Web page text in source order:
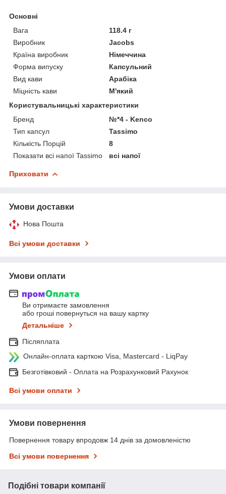
Основні
Вага
118.4 г
Виробник
Jacobs
Країна виробник
Німеччина
Форма випуску
Капсульний
Вид кави
Арабіка
Міцність кави
М'який
Користувальницькі характеристики
Бренд
№*4 - Kenco
Тип капсул
Tassimo
Кількість Порцій
8
Показати всі напої Tassimo
всі напої
Приховати
Умови доставки
Нова Пошта
Всі умови доставки
Умови оплати
Ви отримаєте замовлення
або гроші повернуться на вашу картку
Детальніше
Післяплата
Онлайн-оплата карткою Visa, Mastercard - LiqPay
Безготівковий - Оплата на Розрахунковий Рахунок
Всі умови оплати
Умови повернення
Повернення товару впродовж 14 днів за домовленістю
Всі умови повернення
Подібні товари компанії